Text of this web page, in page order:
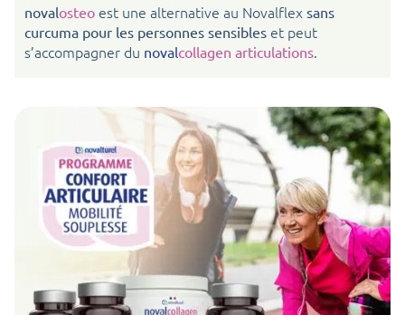
novalosteo est une alternative au Novalflex sans
curcuma pour les personnes sensibles et peut
s’accompagner du novalcollagen articulations.